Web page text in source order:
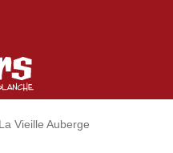
La Vieille Auberge